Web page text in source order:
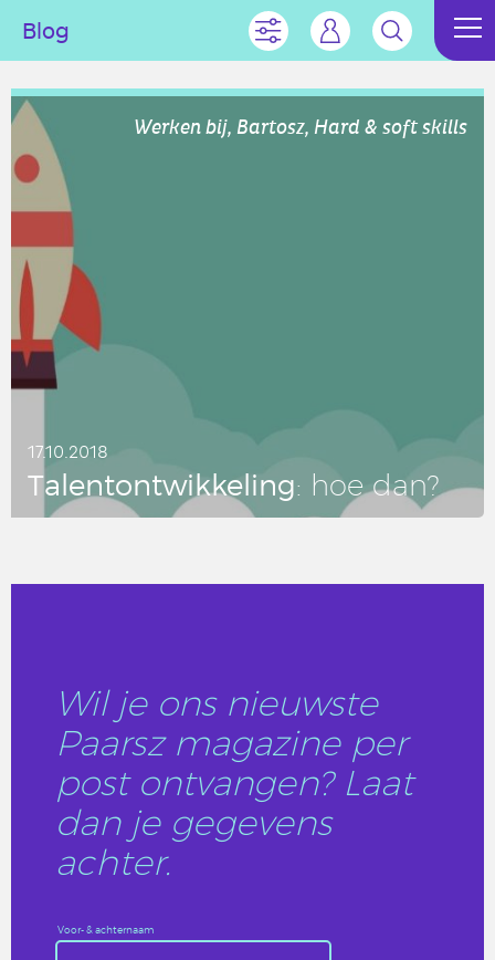
Blog
Werken bij, Bartosz, Hard & soft skills
17.10.2018
Ta­len­t­ont­wik­ke­ling: hoe dan?
Wil je ons nieuwste
Paarsz magazine per
post ontvangen? Laat
dan je gegevens
achter.
Voor- & achternaam